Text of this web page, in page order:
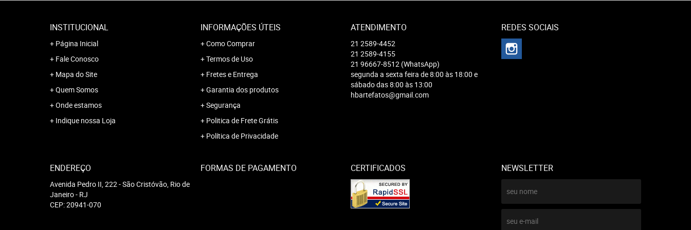
INSTITUCIONAL
Página Inicial
Fale Conosco
Mapa do Site
Quem Somos
Onde estamos
Indique nossa Loja
INFORMAÇÕES ÚTEIS
Como Comprar
Termos de Uso
Fretes e Entrega
Garantia dos produtos
Segurança
Politica de Frete Grátis
Política de Privacidade
ATENDIMENTO
21 2589-4452
21 2589-4155
21 96667-8512 (WhatsApp)
segunda a sexta feira de 8:00 às 18:00 e
sábado das 8:00 às 13:00
hbartefatos@gmail.com
REDES SOCIAIS
ENDEREÇO
Avenida Pedro II, 222-São Cristóvão, Rio de
Janeiro- RJ
CEP: 20941-070
FORMAS DE PAGAMENTO CERTIFICADOS NEWSLETTER